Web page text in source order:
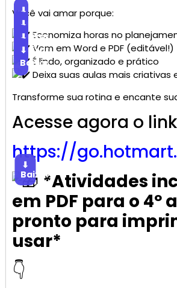
Você vai amar porque:
⬇
Baixar
Economiza horas no
⬇
Baixar
Vem em Word e PDF (editável!)
⬇
Baixar
É lindo, organizado e prático
⬇
Baixar
Deixa suas aulas mais criativas
Transforme sua rotina e encante
Acesse agora o
https://go.hotmart
⬇
Baixar*Atividades
em PDF para o 4º
pronto para
usar*
👇